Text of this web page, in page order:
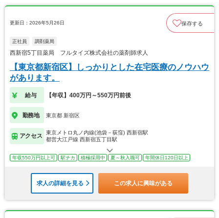
更新日：2026年5月26日 保存する
正社員 調剤薬局
西新宿5丁目薬局 フルタイズ株式会社の薬剤師求人
【東京都新宿区】しっかりとした在宅医療のノウハウ
があります。
給与 【年収】400万円～550万円前後
勤務地 東京都 新宿区
アクセス
東京メトロ丸ノ内線(池袋－荻窪) 西新宿駅
都営大江戸線 西新宿五丁目駅
年収550万円以上可 駅チカ 積極採用中 夏～秋入職可 年間休日120日以上
求人の詳細を見る この求人に興味がある